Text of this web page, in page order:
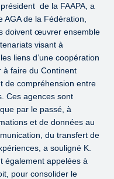
de la FAAPA, a
AGA de la Fédération,
doivent œuvrer ensemble
visant à
liens d’une coopération
à faire du Continent
de compréhension entre
Ces agences sont
par le passé, à
et de données au
du transfert de
a souligné K.
également appelées à
pour consolider le